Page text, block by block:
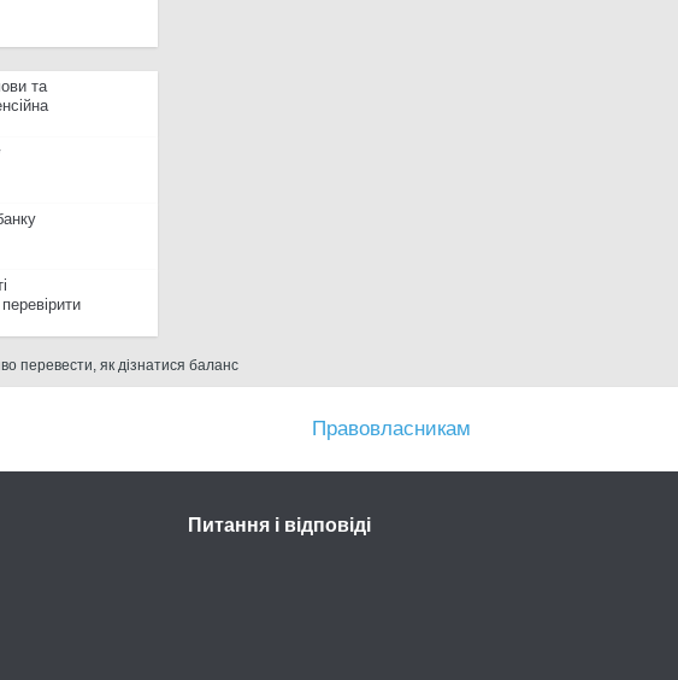
та
перевести, як дізнатися баланс
Правовласникам
Питання і відповіді